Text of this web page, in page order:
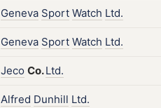
Geneva Sport Watch Ltd.
Geneva Sport Watch Ltd.
Jeco Co.Ltd.
Alfred Dunhill Ltd.